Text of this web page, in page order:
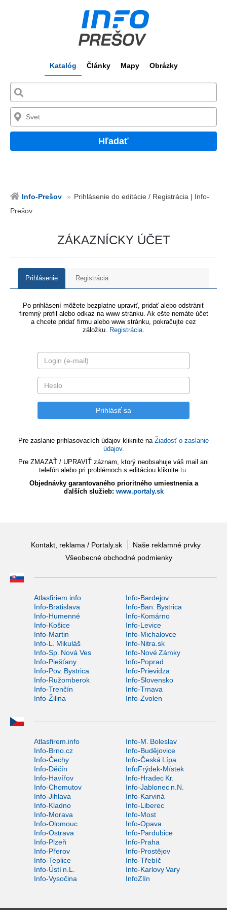
Katalóg Články Mapy Obrázky
Hľadať
Info-Prešov
Prihlásenie do editácie / Registrácia | Info-
Prešov
ZÁKAZNÍCKY ÚČET
Prihlásenie Registrácia
Po prihlásení môžete bezplatne upraviť, pridať alebo odstrániť
firemný profil alebo odkaz na www stránku. Ak ešte nemáte účet
a chcete pridať firmu alebo www stránku, pokračujte cez
záložku. Registrácia.
Pre zaslanie prihlasovacích údajov kliknite na Žiadosť o zaslanie
údajov.
Pre ZMAZAŤ / UPRAVIŤ záznam, ktorý neobsahuje váš mail ani
telefón alebo pri problémoch s editáciou kliknite tu.
Objednávky garantovaného prioritného umiestnenia a
ďalších služieb: www.portaly.sk
Kontakt, reklama / Portaly.sk
Naše reklamné prvky
Všeobecné obchodné podmienky
Atlasfiriem.info
Info-Bardejov
Info-Bratislava
Info-Ban. Bystrica
Info-Humenné
Info-Komárno
Info-Košice
Info-Levice
Info-Martin
Info-Michalovce
Info-L. Mikuláš
Info-Nitra.sk
Info-Sp. Nová Ves
Info-Nové Zámky
Info-Piešťany
Info-Poprad
Info-Pov. Bystrica
Info-Prievidza
Info-Ružomberok
Info-Slovensko
Info-Trenčín
Info-Trnava
Info-Žilina
Info-Zvolen
Atlasfirem.info
Info-M. Boleslav
Info-Brno.cz
Info-Budějovice
Info-Čechy
Info-Česká Lípa
Info-Děčín
InfoFrýdek-Místek
Info-Havířov
Info-Hradec Kr.
Info-Chomutov
Info-Jablonec n.N.
Info-Jihlava
Info-Karviná
Info-Kladno
Info-Liberec
Info-Morava
Info-Most
Info-Olomouc
Info-Opava
Info-Ostrava
Info-Pardubice
Info-Plzeň
Info-Praha
Info-Přerov
Info-Prostějov
Info-Teplice
Info-Třebíč
Info-Ústí n.L.
Info-Karlovy Vary
Info-Vysočina
InfoZlín